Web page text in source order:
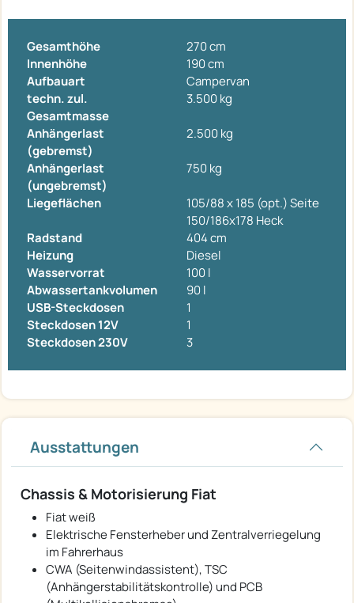
Gesamthöhe
270 cm
Innenhöhe
190 cm
Aufbauart
Campervan
techn. zul.
Gesamtmasse
3.500 kg
Anhängerlast
(gebremst)
2.500 kg
Anhängerlast
(ungebremst)
750 kg
Liegeflächen
105/88 x 185 (opt.) Seite
150/186x178 Heck
Radstand
404 cm
Heizung
Diesel
Wasservorrat
100 l
Abwassertankvolumen
90 l
USB-Steckdosen
1
Steckdosen 12V
1
Steckdosen 230V
3
Ausstattungen
Chassis & Motorisierung Fiat
Fiat weiß
Elektrische Fensterheber und Zentralverriegelung
im Fahrerhaus
CWA (Seitenwindassistent), TSC
(Anhängerstabilitätskontrolle) und PCB